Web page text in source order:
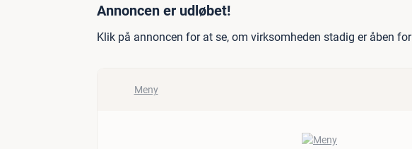
Jobannonce: MENY Solrød søger
Annoncen er udløbet!
Klik på annoncen for at se, om virksomheden stadig er åben
Meny